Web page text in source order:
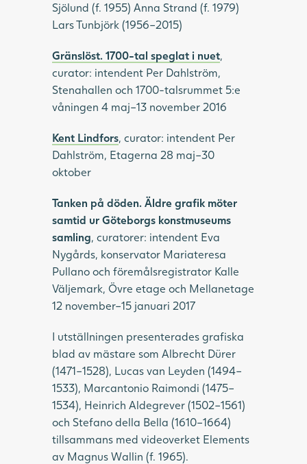
Sjölund (f. 1955) Anna Strand (f. 1979)
Lars Tunbjörk (1956–2015)
Gränslöst. 1700-tal speglat i nuet,
curator: intendent Per Dahlström,
Stenahallen och 1700-talsrummet 5:e
våningen 4 maj–13 november 2016
Kent Lindfors, curator: intendent Per
Dahlström, Etagerna 28 maj–30
oktober
Tanken på döden. Äldre grafik möter
samtid ur Göteborgs konstmuseums
samling, curatorer: intendent Eva
Nygårds, konservator Mariateresa
Pullano och föremålsregistrator Kalle
Väljemark, Övre etage och Mellanetage
12 november–15 januari 2017
I utställningen presenterades grafiska
blad av mästare som Albrecht Dürer
(1471–1528), Lucas van Leyden (1494–
1533), Marcantonio Raimondi (1475–
1534), Heinrich Aldegrever (1502–1561)
och Stefano della Bella (1610–1664)
tillsammans med videoverket Elements
av Magnus Wallin (f. 1965).